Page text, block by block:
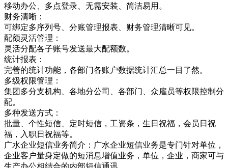
移动办公、多点登录、无需安装、简洁易用。
财务清晰：
可绑定多序列号、分账管理报表、财务管理清晰可见。
配额灵活管理：
灵活分配各子账号发送最大配额数。
统计报表：
完善的统计功能，各部门各账户数据统计汇总一目了然。
多级权限管理：
集团多分支机构、各地分公司、各部门、众雇员等权限控制分
配。
多种发送方式：
批量、个性短信、定时短信，工资条，生日祝福，会员日祝
福，入职日祝福等。
广水企业短信业务简介：广水企业短信业务是专门针对单位，
企业客户量身定做的短消息增值业务，单位，企业，商家可与
生产办公相结合的内部短信通讯，